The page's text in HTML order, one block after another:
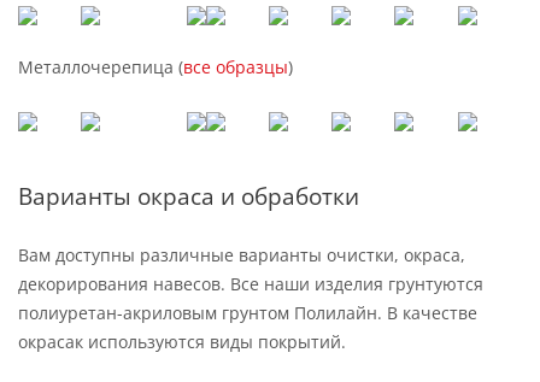
Металлочерепица (все образцы)
Варианты окраса и обработки
Вам доступны различные варианты очистки, окраса,
декорирования навесов. Все наши изделия грунтуются
полиуретан-акриловым грунтом Полилайн. В качестве
окрасак используются виды покрытий.